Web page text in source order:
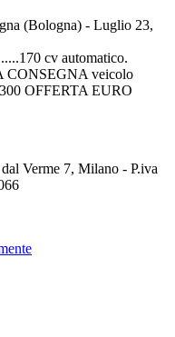
(Bologna) - Luglio 23,
cv automatico.
CONSEGNA veicolo
OFFERTA EURO
Verme 7, Milano - P.iva